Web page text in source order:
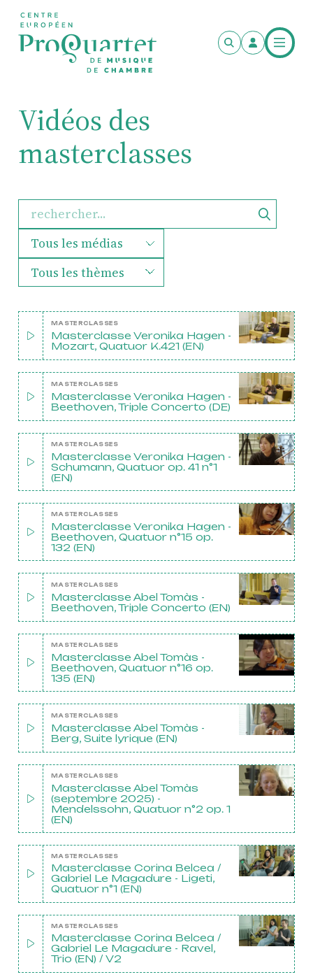
Vidéos des
masterclasses
MASTERCLASSES
Masterclasse Veronika Hagen -
Mozart, Quatuor K.421 (EN)
MASTERCLASSES
Masterclasse Veronika Hagen -
Beethoven, Triple Concerto (DE)
MASTERCLASSES
Masterclasse Veronika Hagen -
Schumann, Quatuor op. 41 n°1
(EN)
MASTERCLASSES
Masterclasse Veronika Hagen -
Beethoven, Quatuor n°15 op.
132 (EN)
MASTERCLASSES
Masterclasse Abel Tomàs -
Beethoven, Triple Concerto (EN)
MASTERCLASSES
Masterclasse Abel Tomàs -
Beethoven, Quatuor n°16 op.
135 (EN)
MASTERCLASSES
Masterclasse Abel Tomàs -
Berg, Suite lyrique (EN)
MASTERCLASSES
Masterclasse Abel Tomàs
(septembre 2025) -
Mendelssohn, Quatuor n°2 op. 1
(EN)
MASTERCLASSES
Masterclasse Corina Belcea /
Gabriel Le Magadure - Ligeti,
Quatuor n°1 (EN)
MASTERCLASSES
Masterclasse Corina Belcea /
Gabriel Le Magadure - Ravel,
Trio (EN) / V2